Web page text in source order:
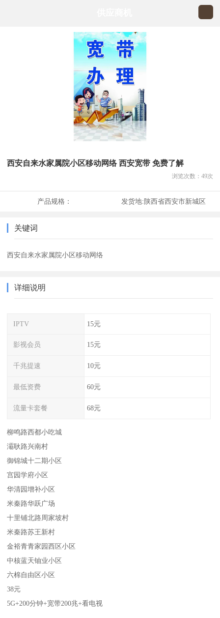
西安自来水家属院小区移动网络 西安宽带 免费了解
浏览次数： 49次
产品规格： 发货地:陕西省西安市新城区
关键词
西安自来水家属院小区移动网络
详细说明
IPTV 15元
影视会员 15元
千兆提速 10元
最低资费 60元
流量卡套餐 68元
柳鸣路西都小吃城
灞耿路兴南村
御锦城十二期小区
宫园学府小区
华清园增补小区
米秦路华跃广场
十里铺北路周家坡村
米秦路苏王新村
金裕青青家园西区小区
中核蓝天铀业小区
六棉自由区小区
38元
5G+200分钟+宽带200兆+看电视